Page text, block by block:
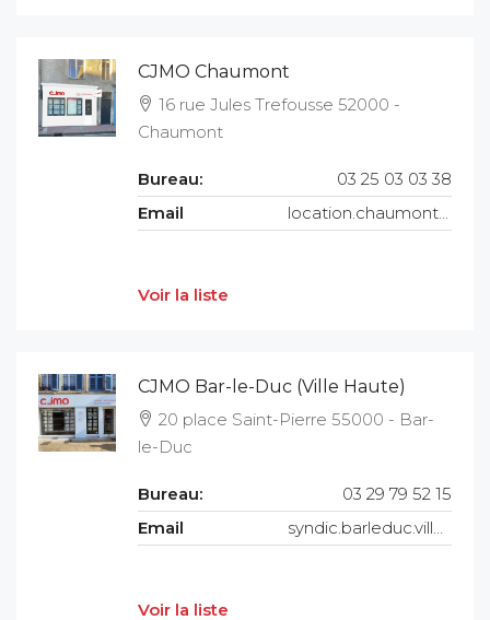
CJMO Chaumont
16 rue Jules Trefousse 52000 -
Chaumont
Bureau:
03 25 03 03 38
Email
location.chaumont@cjmo.fr
Voir la liste
CJMO Bar-le-Duc (Ville Haute)
20 place Saint-Pierre 55000 - Bar-
le-Duc
Bureau:
03 29 79 52 15
Email
syndic.barleduc.villehaute@cjmo.fr
Voir la liste